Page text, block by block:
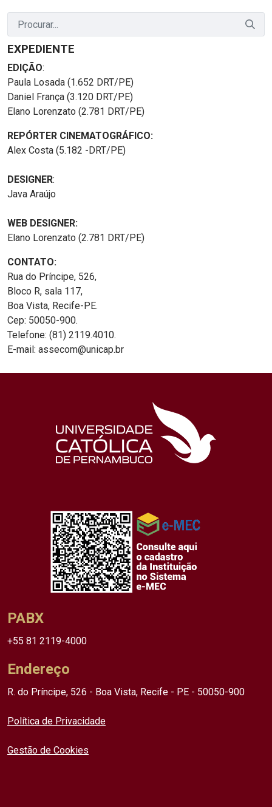
EXPEDIENTE
EDIÇÃO:
Paula Losada (1.652 DRT/PE)
Daniel França (3.120 DRT/PE)
Elano Lorenzato (2.781 DRT/PE)
REPÓRTER CINEMATOGRÁFICO:
Alex Costa (5.182 -DRT/PE)
DESIGNER:
Java Araújo
WEB DESIGNER:
Elano Lorenzato (2.781 DRT/PE)
CONTATO:
Rua do Príncipe, 526,
Bloco R, sala 117,
Boa Vista, Recife-PE.
Cep: 50050-900.
Telefone: (81) 2119.4010.
E-mail: assecom@unicap.br
PABX
+55 81 2119-4000
Endereço
R. do Príncipe, 526 - Boa Vista, Recife - PE - 50050-900
Política de Privacidade
Gestão de Cookies